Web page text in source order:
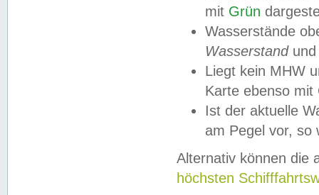
mit Grün
Wasserstände
Wasserstandund
Liegt kein MHW
Karte ebenso mit
Ist der aktuelle
am Pegel vor,
Alternativ können die
höchsten